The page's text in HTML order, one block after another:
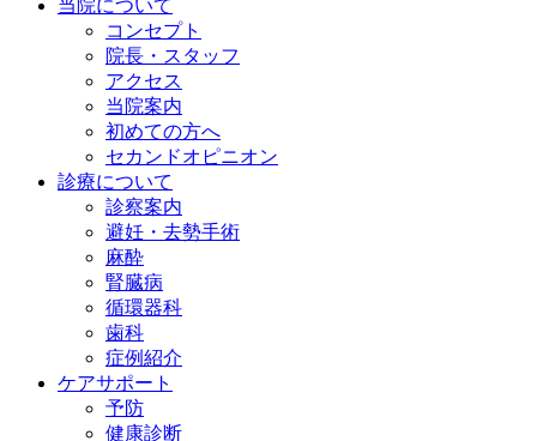
当院について
コンセプト
院長・スタッフ
アクセス
当院案内
初めての方へ
セカンドオピニオン
診療について
診察案内
避妊・去勢手術
麻酔
腎臓病
循環器科
歯科
症例紹介
ケアサポート
予防
健康診断